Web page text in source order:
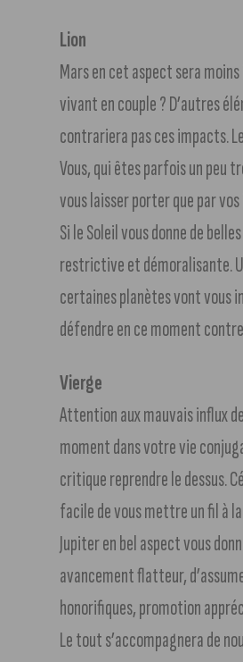
Lion
Mars en cet aspect sera
vivant en couple ? D’autres
contrariera pas ces impacts.
Vous, qui êtes parfois un peu
vous laisser porter que par
Si le Soleil vous donne de
restrictive et démoralisante.
certaines planètes vont vous
défendre en ce moment
Vierge
Attention aux mauvais influx
moment dans votre vie
critique reprendre le dessus.
facile de vous mettre un fil à
Jupiter en bel aspect vous
avancement flatteur,
honorifiques, promotion
Le tout s’accompagnera de